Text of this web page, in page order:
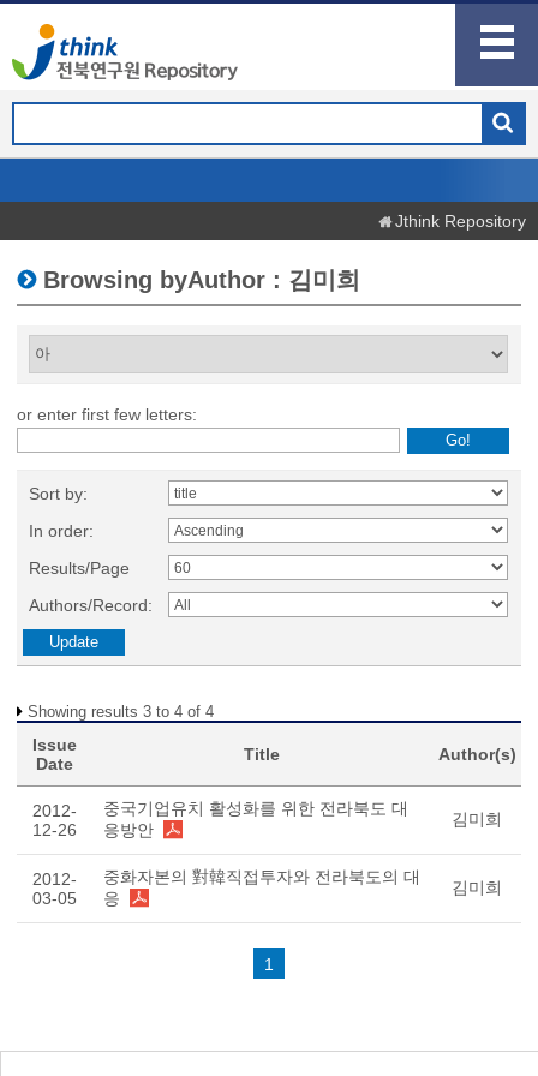
Jthink Repository
Browsing byAuthor : 김미희
or enter first few letters:
Sort by:
In order:
Results/Page
Authors/Record:
Showing results 3 to 4 of 4
Issue
Date
Title Author(s)
2012-
12-26
중국기업유치 활성화를 위한 전라북도 대
응방안
김미희
2012-
03-05
중화자본의 對韓직접투자와 전라북도의 대
응
김미희
1